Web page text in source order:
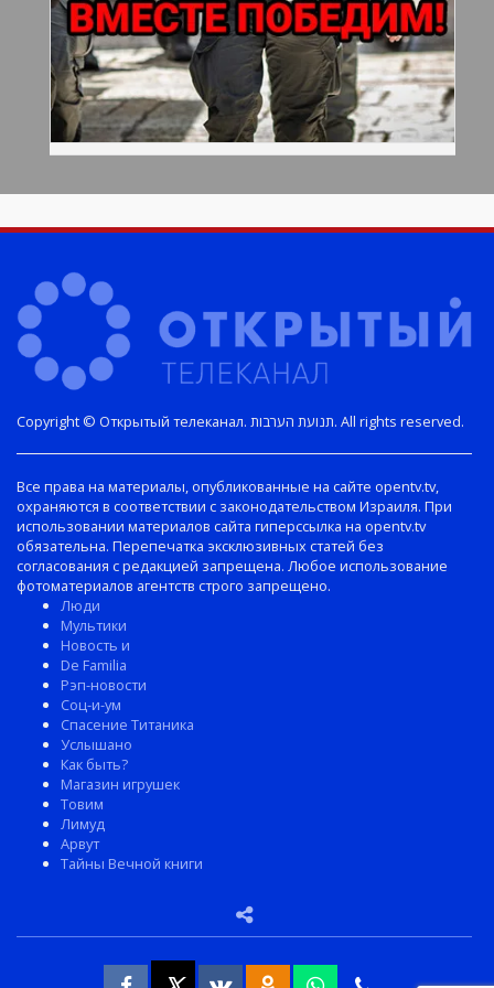
Copyright © Открытый телеканал. תנועת הערבות. All rights reserved.
Все права на материалы, опубликованные на сайте opentv.tv,
охраняются в соответствии с законодательством Израиля. При
использовании материалов сайта гиперссылка на opentv.tv
обязательна. Перепечатка эксклюзивных статей без
согласования с редакцией запрещена. Любое использование
фотоматериалов агентств строго запрещено.
Люди
Мультики
Новость и
De Familia
Рэп-новости
Соц-и-ум
Спасение Титаника
Услышано
Как быть?
Магазин игрушек
Товим
Лимуд
Арвут
Тайны Вечной книги